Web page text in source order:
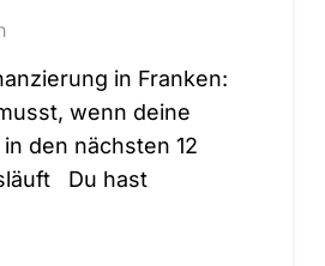
in Franken:
wenn deine
den nächsten 12
Du hast